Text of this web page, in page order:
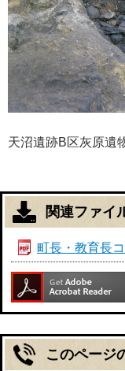
天沼遺跡B区灰原遺
関連ファイ
町長・教育長
このページ